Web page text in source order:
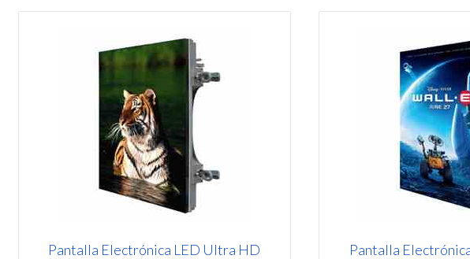
Pantalla Electrónica LED Ultra HD
Pantalla